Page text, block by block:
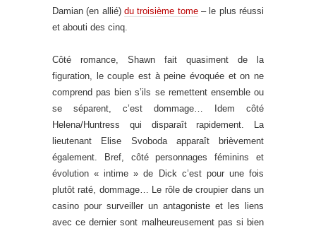
Damian (en allié) du troisième tome– le plus réussi
et abouti des cinq.
Côté romance, Shawn fait quasiment de la
figuration, le couple est à peine évoquée et on ne
comprend pas bien s’ils se remettent ensemble ou
se séparent, c’est dommage… Idem côté
Helena/Huntress qui disparaît rapidement. La
lieutenant Elise Svoboda apparaît brièvement
également. Bref, côté personnages féminins et
évolution « intime » de Dick c’est pour une fois
plutôt raté, dommage… Le rôle de croupier dans un
casino pour surveiller un antagoniste et les liens
avec ce dernier sont malheureusement pas si bien